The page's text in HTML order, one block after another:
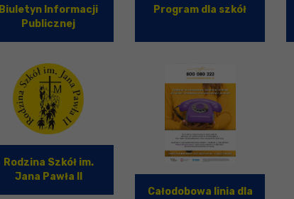
Biuletyn Informacji
Publicznej
Program dla szkół
Rodzina Szkół im.
Jana Pawła II
Całodobowa linia dla